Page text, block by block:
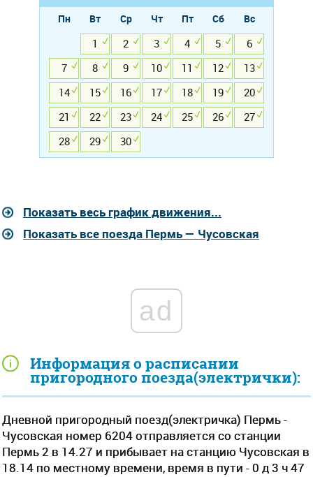
Информация о расписании
пригородного поезда(электрички):
Дневной пригородный поезд(электричка) Пермь -
Чусовская номер 6204 отправляется со станции
Пермь 2 в 14.27 и прибывает на станцию Чусовская в
18.14 по местному времени, время в пути - 0 д 3 ч 47
Пн Вт Ср Чт Пт Сб
Вс
1
2 3 4 5
6
7
8 9 10 11 12
13
14
15 16 17 18 19
20
21
22 23 24 25 26
27
28
29 30
Показать весь график движения...
Показать все поезда Пермь — Чусовская
ad